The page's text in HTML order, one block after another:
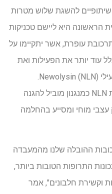
להשגת שלוש מטרות
הראשונה היא ליישם טכניקות
עופרת, אשר יתקיימו על
עוד יותר את הפעילות ואת
במחקרים קודמים, הצוות זיהה את NLN כמנגנון מוביל להגנה
מוחי ומסייע בהחלמה
ההובלה שלנו מהמעבדה
התרופות הטובות ביותר,
וקשירת חלבונים", אמר